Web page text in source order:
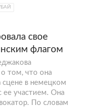
свое
флагом
том, что она
сцене в немецком
ее участием. Она
По словам